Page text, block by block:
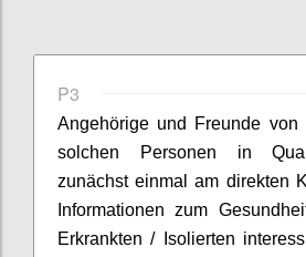
P3
Angehörige und Freunde von
solchen Personen in
zunächst einmal am direkten
Informationen zum
Erkrankten/ Isolierten